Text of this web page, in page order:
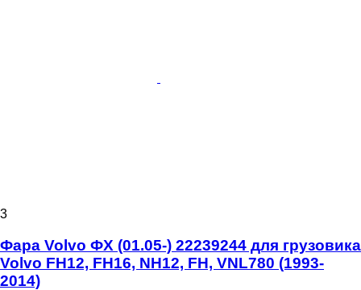
3
Фара Volvo ФХ (01.05-) 22239244 для грузовика
Volvo FH12, FH16, NH12, FH, VNL780 (1993-
2014)